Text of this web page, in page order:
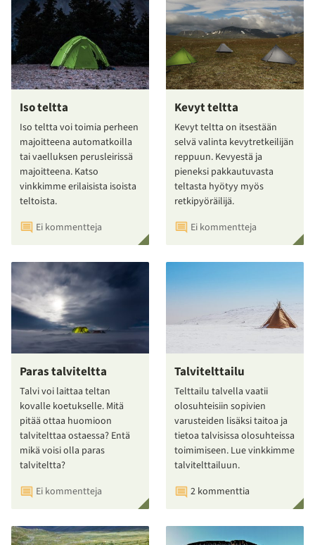
Iso teltta
Iso teltta voi toimia perheen
majoitteena automatkoilla
tai vaelluksen perusleirissä
majoitteena. Katso
vinkkimme erilaisista isoista
teltoista.
Ei kommentteja
Kevyt teltta
Kevyt teltta on itsestään
selvä valinta kevytretkeilijän
reppuun. Kevyestä ja
pieneksi pakkautuvasta
teltasta hyötyy myös
retkipyöräilijä.
Ei kommentteja
Paras talviteltta
Talvi voi laittaa teltan
kovalle koetukselle. Mitä
pitää ottaa huomioon
talvitelttaa ostaessa? Entä
mikä voisi olla paras
talviteltta?
Ei kommentteja
Talvitelttailu
Telttailu talvella vaatii
olosuhteisiin sopivien
varusteiden lisäksi taitoa ja
tietoa talvisissa olosuhteissa
toimimiseen. Lue vinkkimme
talvitelttailuun.
2 kommenttia